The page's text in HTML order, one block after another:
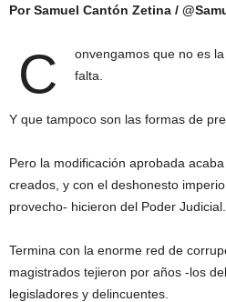
Por Samuel Cantón Zetina /
C
onvengamos que no es
falta.
Y que tampoco son las formas de
Pero la modificación aprobada
creados, y con el deshonesto
provecho- hicieron del Poder Judicial.
Termina con la enorme red de
magistrados tejieron por años -los
legisladores y delincuentes.